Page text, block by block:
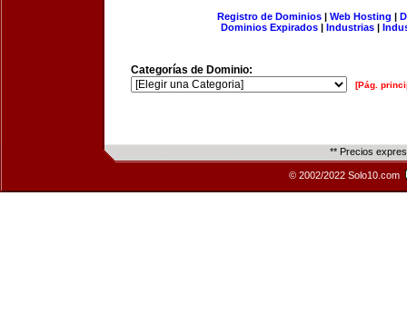
Registro de Dominios| Web Hosting |
Dominios Expirados | Industrias |
Categorías de Dominio:
[Pág.
** Precios
© 2002/2022 Solo10.com